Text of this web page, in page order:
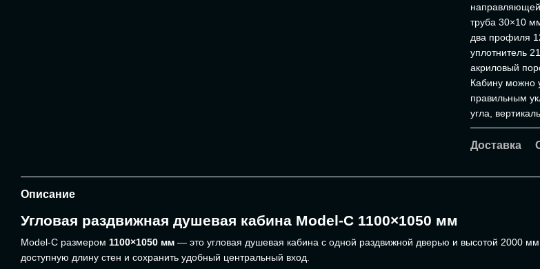
труба 30×10
два профиля
уплотнитель
акриловый
Кабину можно
правильным
угла,
Доставка
Описание
Угловая раздвижная душевая кабина Model-C 1100×1050 мм
Model-C размером 1100×1050 мм — это угловая душевая кабина с одной раздвижной дверью и высотой 2000
доступную длину стен и сохранить удобный центральный вход.